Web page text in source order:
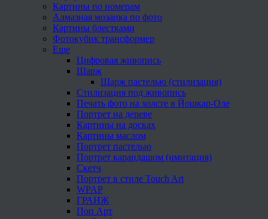
Картины по номерам
Алмазная мозаика по фото
Картины блестками
Фотокубик трансформер
Еще
Цифровая живопись
Шарж
Шарж пастелью (стилизация)
Стилизация под живопись
Печать фото на холсте в Йошкар-Оле
Портрет на дереве
Картины на досках
Картины маслом
Портрет пастелью
Портрет карандашом (имитация)
Скетч
Портрет в стиле Touch Art
WPAP
ГРАНЖ
Поп Арт